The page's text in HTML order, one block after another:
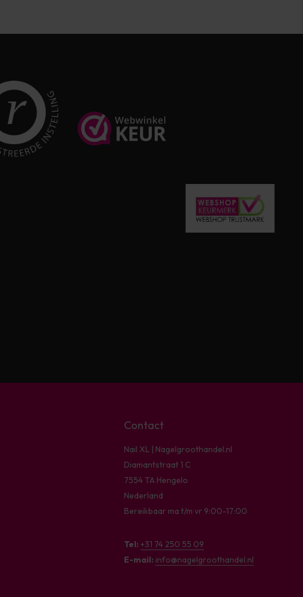
Contact
Nail XL | Nagelgroothandel.nl
Diamantstraat 1 C
7554 TA Hengelo
Nederland
Bereikbaar ma t/m vr 9:00-17:00
Tel: +31 74 250 55 09
E-mail: info@nagelgroothandel.nl